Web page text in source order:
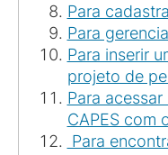
Para
Para
Para inserir
projeto de
Para
CAPES com
Para